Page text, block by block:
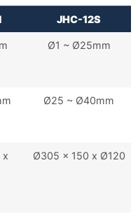
JHC-12S
JHC-12S
Ø1 ~ Ø25mm
Ø25 ~ Ø40mm
x
Ø305 x 150 x Ø120